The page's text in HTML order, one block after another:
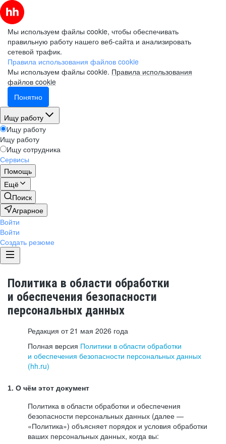
Мы используем файлы cookie, чтобы обеспечивать
правильную работу нашего веб-сайта и анализировать
сетевой трафик.
Правила использования файлов cookie
Мы используем файлы cookie. Правила использования
файлов cookie
Понятно
Ищу работу
Ищу работу
Ищу работу
Ищу сотрудника
Сервисы
Помощь
Ещё
Поиск
Аграрное
Войти
Войти
Создать резюме
Политика в области обработки
и обеспечения безопасности
персональных данных
Редакция от 21 мая 2026 года
Полная версия Политики в области обработки
и обеспечения безопасности персональных данных
(hh.ru)
1. О чём этот документ
Политика в области обработки и обеспечения
безопасности персональных данных (далее —
«Политика») объясняет порядок и условия обработки
ваших персональных данных, когда вы: